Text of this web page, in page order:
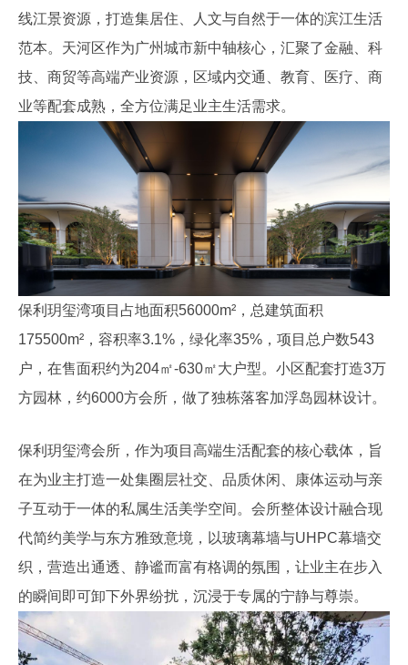
线江景资源，打造集居住、人文与自然于一体的滨江生活
范本。天河区作为广州城市新中轴核心，汇聚了金融、科
技、商贸等高端产业资源，区域内交通、教育、医疗、商
业等配套成熟，全方位满足业主生活需求。
保利玥玺湾项目占地面积56000m²，总建筑面积
175500m²，容积率3.1%，绿化率35%，项目总户数543
户，在售面积约为204㎡-630㎡大户型。小区配套打造3万
方园林，约6000方会所，做了独栋落客加浮岛园林设计。
保利玥玺湾会所，作为项目高端生活配套的核心载体，旨
在为业主打造一处集圈层社交、品质休闲、康体运动与亲
子互动于一体的私属生活美学空间。会所整体设计融合现
代简约美学与东方雅致意境，以玻璃幕墙与UHPC幕墙交
织，营造出通透、静谧而富有格调的氛围，让业主在步入
的瞬间即可卸下外界纷扰，沉浸于专属的宁静与尊崇。